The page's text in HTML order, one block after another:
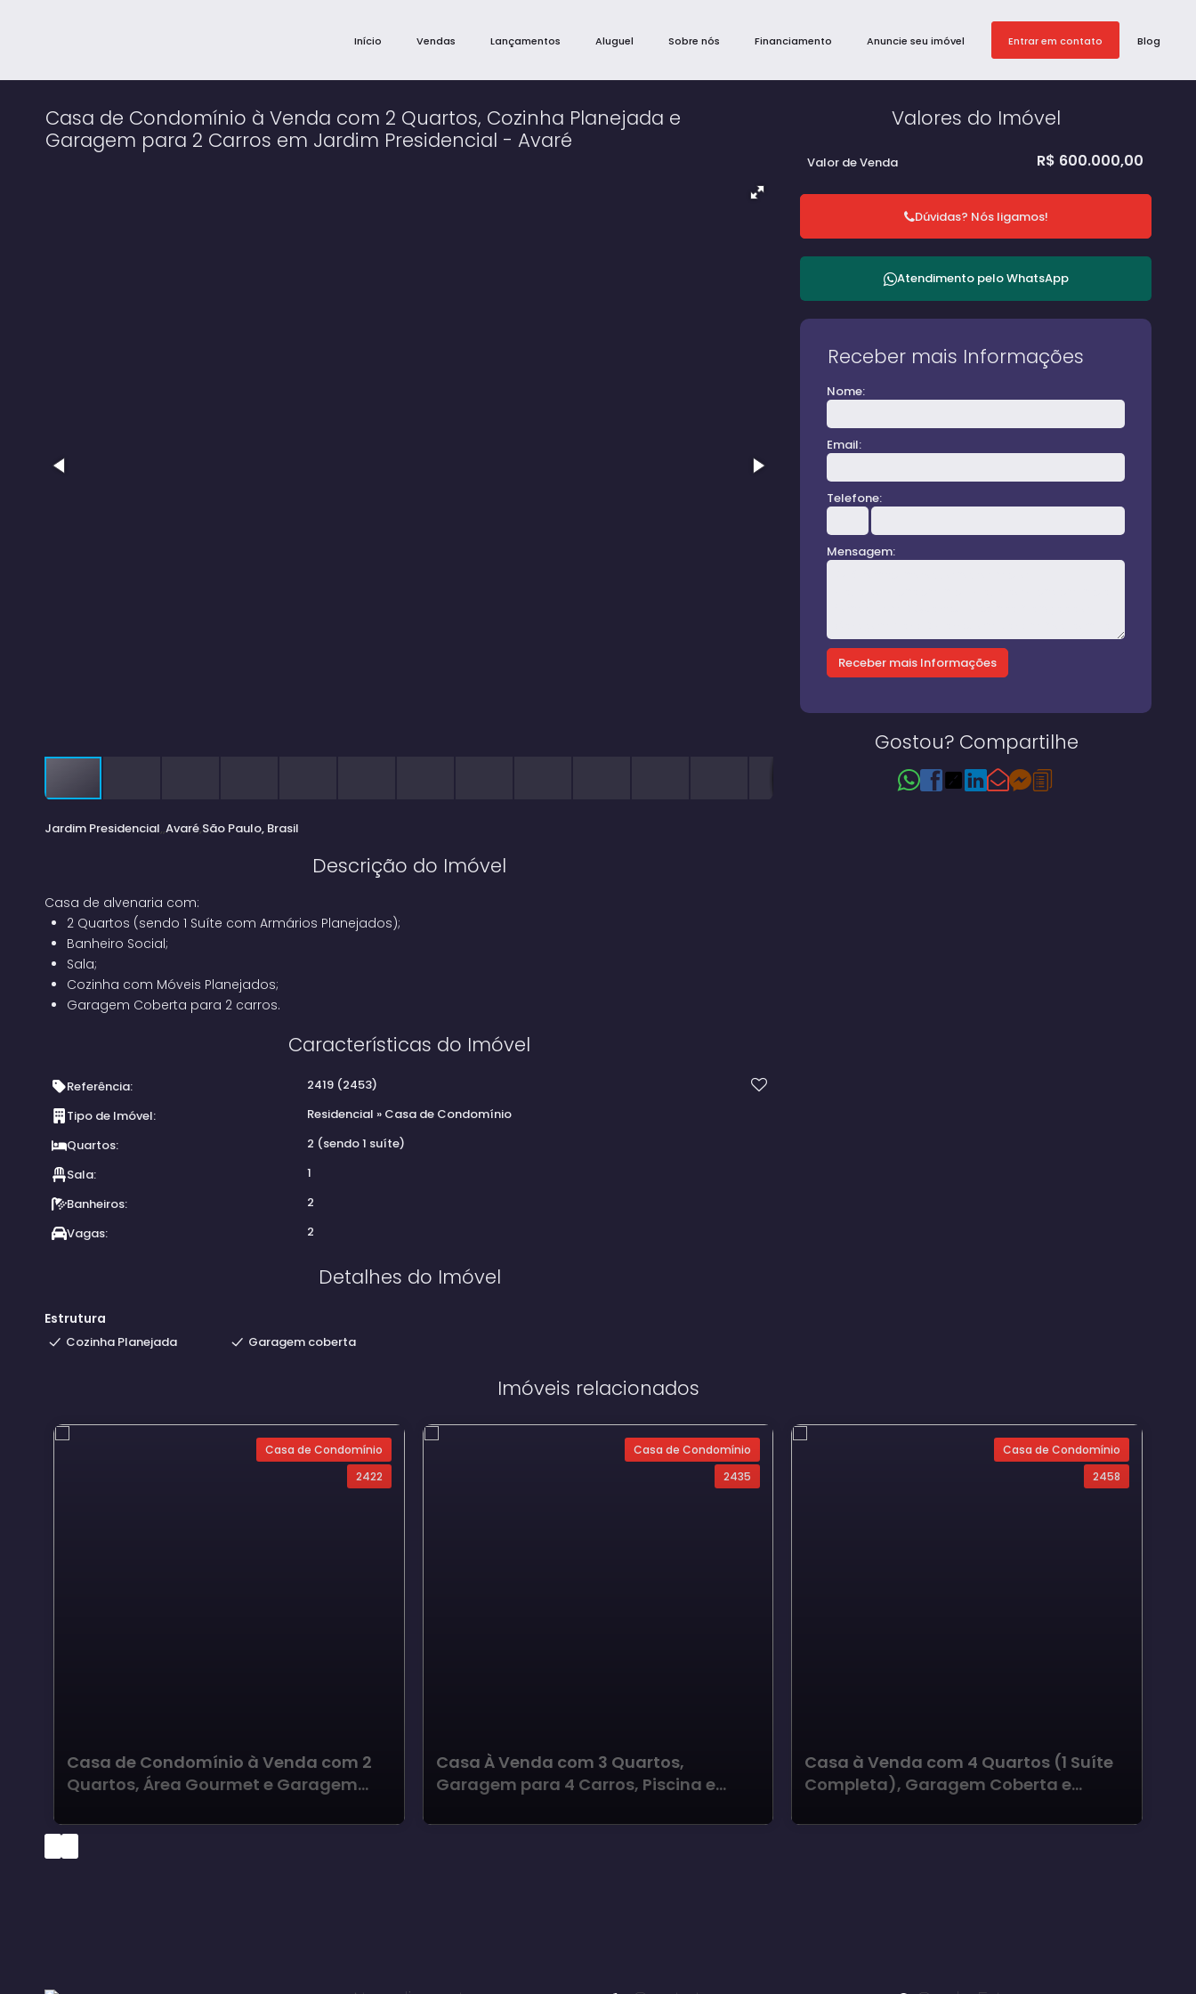
Blog
Entrar em contato
Anuncie seu imóvel
Financiamento
Sobre nós
Aluguel
Lançamentos
Vendas
Início
Casa de Condomínio à Venda com 2 Quartos, Cozinha Planejada e
Garagem para 2 Carros em Jardim Presidencial - Avaré
Jardim Presidencial Avaré São Paulo, Brasil
Descrição do Imóvel
Casa de alvenaria com:
2 Quartos (sendo 1 Suíte com Armários Planejados);
Banheiro Social;
Sala;
Cozinha com Móveis Planejados;
Garagem Coberta para 2 carros.
Características do Imóvel
Referência: 2419 (2453)
Tipo de Imóvel:
Residencial » Casa de Condomínio
Quartos:
2 (sendo 1 suíte)
Sala:
1
Banheiros:
2
Vagas:
2
Detalhes do Imóvel
Estrutura
Cozinha Planejada Garagem coberta
Valores do Imóvel
R$ 600.000,00
Valor de Venda
Dúvidas? Nós ligamos!
Atendimento peloWhatsApp
Receber mais Informações
Nome:
Email:
Telefone:
Mensagem:
Gostou? Compartilhe
Imóveis relacionados
Casa de Condomínio
2422
Casa de Condomínio à Venda com 2
Quartos, Área Gourmet e Garagem
Mônica III - Avaré
Casa de Condomínio
2435
Casa À Venda com 3 Quartos,
Garagem para 4 Carros, Piscina e
Avaré
Casa de Condomínio
2458
Casa à Venda com 4 Quartos (1 Suíte
Completa), Garagem Coberta e